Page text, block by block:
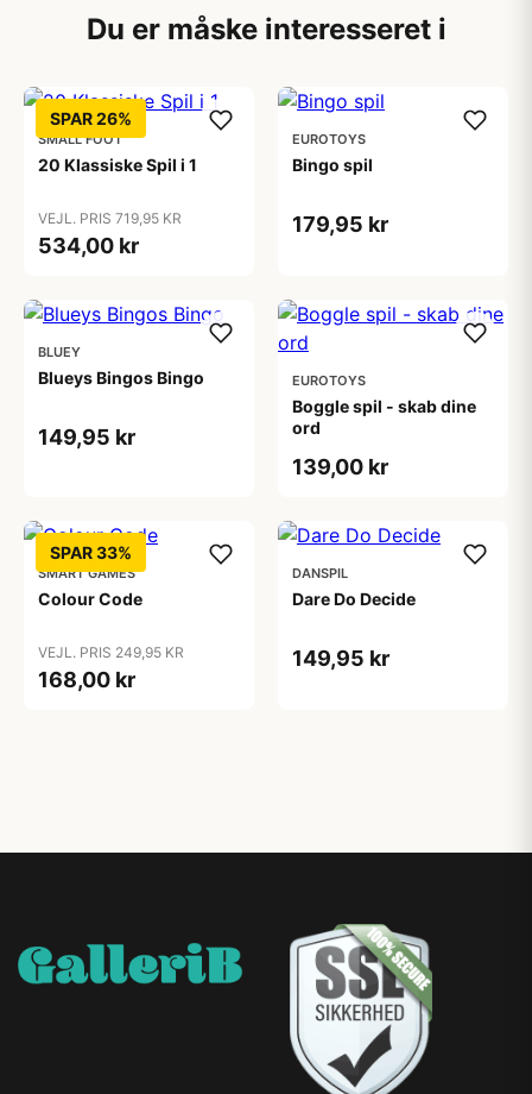
Du er måske interesseret i
SPAR 26%
SMALL FOOT
20 Klassiske Spil i 1
VEJL. PRIS 719,95 KR
534,00 kr
EUROTOYS
Bingo spil
179,95 kr
BLUEY
Blueys Bingos Bingo
149,95 kr
EUROTOYS
Boggle spil - skab dine
ord
139,00 kr
SPAR 33%
SMART GAMES
Colour Code
VEJL. PRIS 249,95 KR
168,00 kr
DANSPIL
Dare Do Decide
149,95 kr